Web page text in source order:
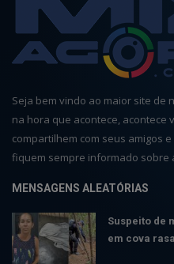
Seja bem vindo ao maior site de
na hora que acontece, acontece
compartilhem com seus amigos
fiquem sempre informado sobre
MENSAGENS ALEATÓRIAS
Suspeito de
em cova